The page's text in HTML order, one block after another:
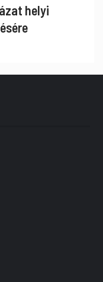
helyi